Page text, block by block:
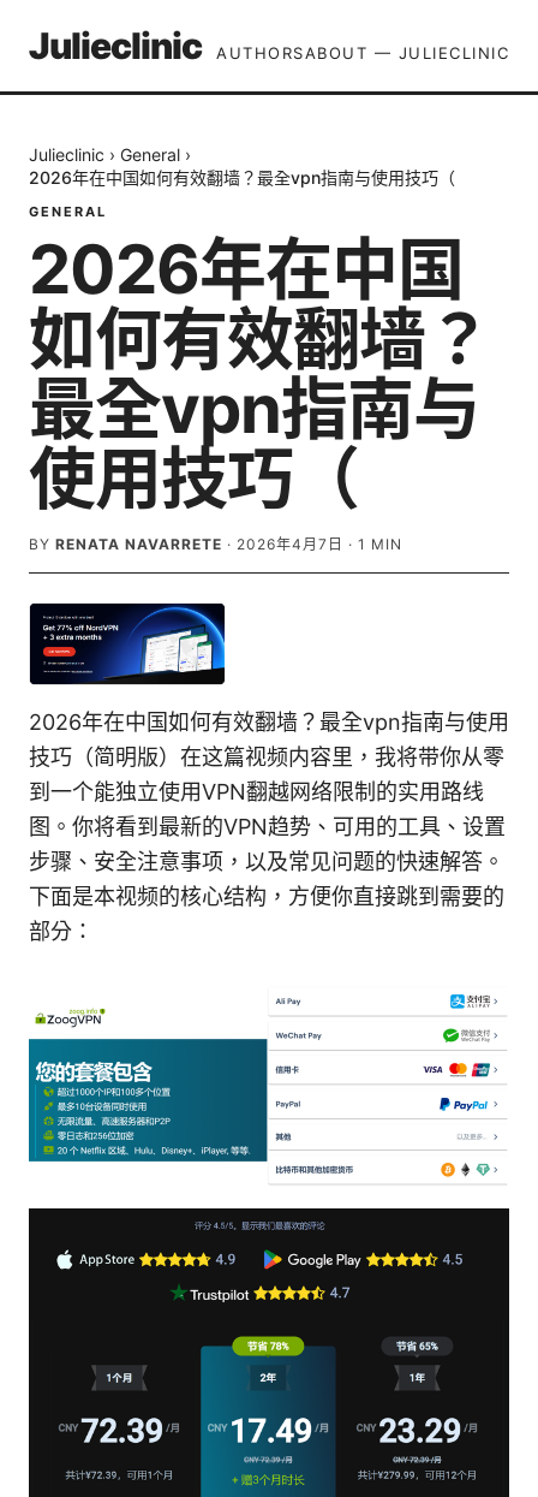
Julieclinic AUTHORSABOUT — JULIECLINIC
Julieclinic › General ›
2026年在中国如何有效翻墙？最全vpn指南与使用技巧（
GENERAL
2026年在中国
如何有效翻墙？
最全vpn指南与
使用技巧（
BY RENATA NAVARRETE · 2026年4月7日 · 1 MIN
2026年在中国如何有效翻墙？最全vpn指南与使用
技巧（简明版）在这篇视频内容里，我将带你从零
到一个能独立使用VPN翻越网络限制的实用路线
图。你将看到最新的VPN趋势、可用的工具、设置
步骤、安全注意事项，以及常见问题的快速解答。
下面是本视频的核心结构，方便你直接跳到需要的
部分：